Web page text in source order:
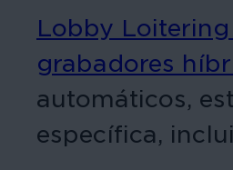
Lobby
grabadores
automáticos,
específica,